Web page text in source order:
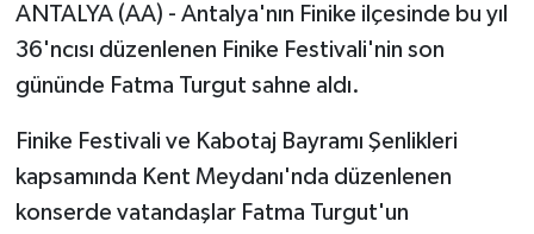
ANTALYA (AA) - Antalya'nın Finike ilçesinde bu yıl
36'ncısı düzenlenen Finike Festivali'nin son
gününde Fatma Turgut sahne aldı.
Finike Festivali ve Kabotaj Bayramı Şenlikleri
kapsamında Kent Meydanı'nda düzenlenen
konserde vatandaşlar Fatma Turgut'un